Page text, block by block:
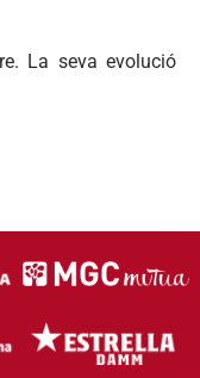
La seva evolució